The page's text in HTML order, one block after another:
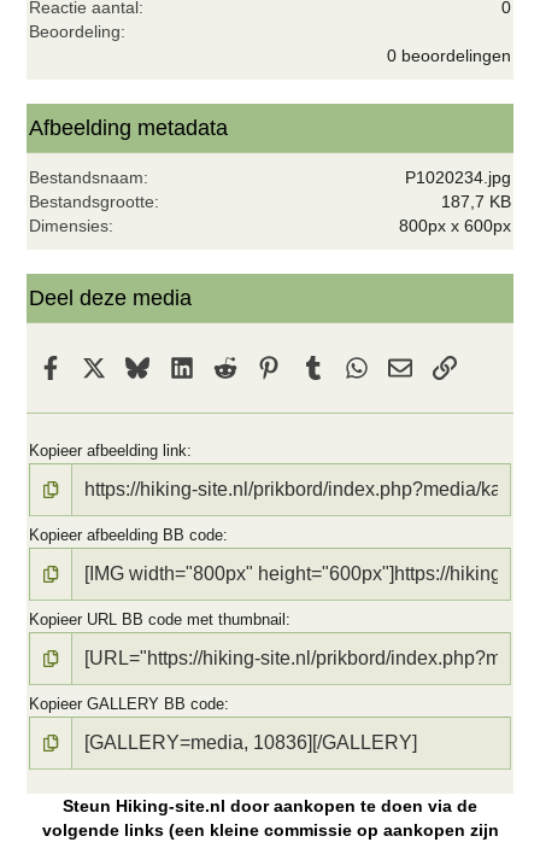
Reactie aantal
0
Beoordeling
s
r
e
0 beoordelingen
Afbeelding metadata
Bestandsnaam
P1020234.jpg
Bestandsgrootte
187,7 KB
Dimensies
800px x 600px
Deel deze media
Facebook BlueskyLinkedInReddit PinterestTumblr WhatsApp
E-mailkoppeling
Kopieer afbeelding link
Kopieer afbeelding BB code
Kopieer URL BB code met thumbnail
Kopieer GALLERY BB code
Steun Hiking-site.nl door aankopen te doen via de
volgende links (een kleine commissie op aankopen zijn